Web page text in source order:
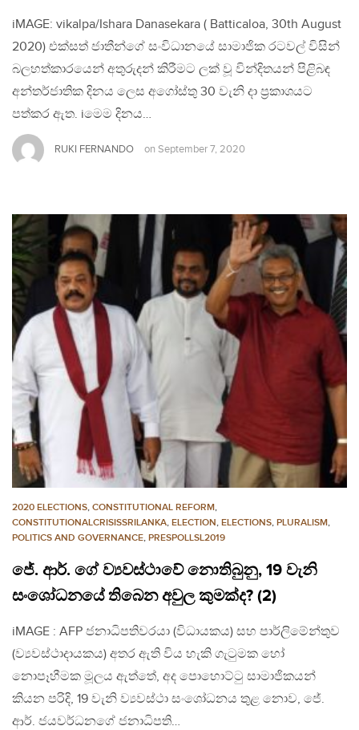
iMAGE: vikalpa/Ishara Danasekara ( Batticaloa, 30th August
2020) එක්සත් ජාතීන්ගේ සංවිධානයේ සාමාජික රටවල් විසින්
බලහත්කාරයෙන් අතුරුදන් කිරීමට ලක් වූ වින්දිතයන් පිළිබඳ
අන්තර්ජාතික දිනය ලෙස අගෝස්තු 30 වැනි දා ප්‍රකාශයට
පත්කර ඇත. iමෙම දිනය…
RUKI FERNANDO on September 7, 2020
2020 ELECTIONS, CONSTITUTIONAL REFORM,
CONSTITUTIONALCRISISSRILANKA, ELECTION, ELECTIONS, PLURALISM,
POLITICS AND GOVERNANCE, PRESPOLLSL2019
ජේ. ආර්. ගේ ව්‍යවස්ථාවේ නොතිබුනු, 19 වැනි
සංශෝධනයේ තිබෙන අවුල කුමක්ද? (2)
iMAGE : AFP ජනාධිපතිවරයා (විධායකය) සහ පාර්ලිමේන්තුව
(ව්‍යවස්ථාදායකය) අතර ඇති විය හැකි ගැටුමක හෝ
නොපෑහීමක මූලය ඇත්තේ, අද පොහොට්ටු සාමාජිකයන්
කියන පරිදි, 19 වැනි ව්‍යවස්ථා සංශෝධනය තුළ නොව, ජේ.
ආර්. ජයවර්ධනගේ ජනාධිපති…